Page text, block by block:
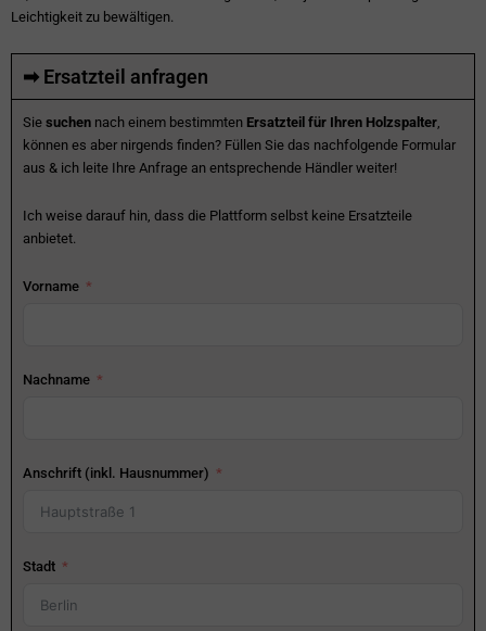
Leichtigkeit zu bewältigen.
➡ Ersatzteil anfragen
Sie suchen nach einem bestimmten Ersatzteil für Ihren Holzspalter,
können es aber nirgends finden? Füllen Sie das nachfolgende Formular
aus & ich leite Ihre Anfrage an entsprechende Händler weiter!
Ich weise darauf hin, dass die Plattform selbst keine Ersatzteile
anbietet.
Vorname
Nachname
Anschrift (inkl. Hausnummer)
Stadt